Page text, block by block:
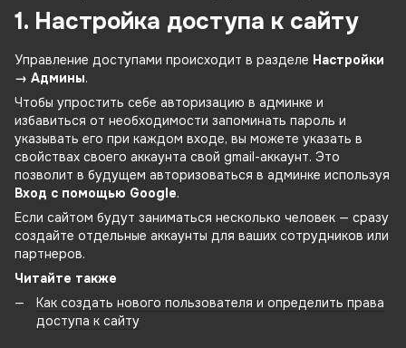
1. Настройка доступа к сайту
Управление доступами происходит в разделе Настройки
→ Админы.
Чтобы упростить себе авторизацию в админке и
избавиться от необходимости запоминать пароль и
указывать его при каждом входе, вы можете указать в
свойствах своего аккаунта свой gmail-аккаунт. Это
позволит в будущем авторизоваться в админке используя
Вход с помощью Google.
Если сайтом будут заниматься несколько человек — сразу
создайте отдельные аккаунты для ваших сотрудников или
партнеров.
Читайте также
Как создать нового пользователя и определить права
доступа к сайту